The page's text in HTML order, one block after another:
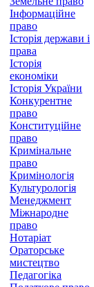
Інформаційне
право
Історія держави і
права
Історія
економіки
Історія України
Конкурентне
право
Конституційне
право
Кримінальне
право
Кримінологія
Культурологія
Менеджмент
Міжнародне
право
Нотаріат
Ораторське
мистецтво
Педагогіка